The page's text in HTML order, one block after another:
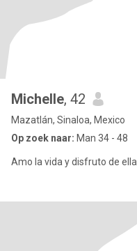
Michelle, 42
Mazatlán, Sinaloa, Mexico
Op zoek naar: Man 34 - 48
Amo la vida y disfruto de ella